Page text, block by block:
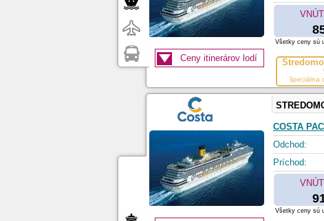
špeciálna
Ceny itinerárov lodí
Všetky ceny sú
COSTA
Odchod:
Príchod:
Všetky ceny sú